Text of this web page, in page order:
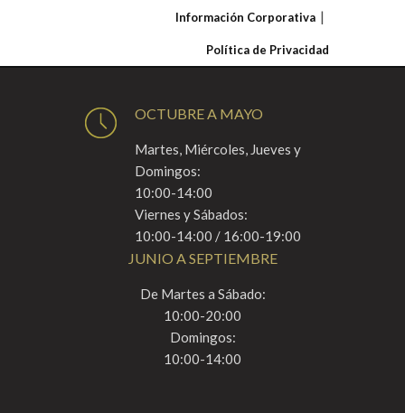
Información Corporativa
Política de Privacidad
OCTUBRE A MAYO
Martes, Miércoles, Jueves y
Domingos:
10:00-14:00
Viernes y Sábados:
10:00-14:00 / 16:00-19:00
JUNIO A SEPTIEMBRE
De Martes a Sábado:
10:00-20:00
Domingos:
10:00-14:00